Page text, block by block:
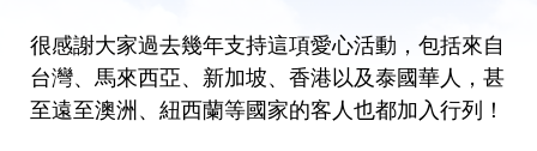
很感謝大家過去幾年支持這項愛心活動，包括來自
台灣、馬來西亞、新加坡、香港以及泰國華人，甚
至遠至澳洲、紐西蘭等國家的客人也都加入行列！